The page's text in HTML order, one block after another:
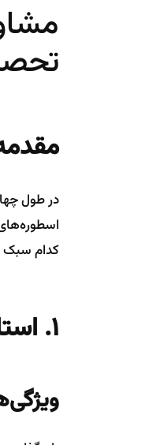
در طول
کدام سبک
1. استاد عباس منش: پدر